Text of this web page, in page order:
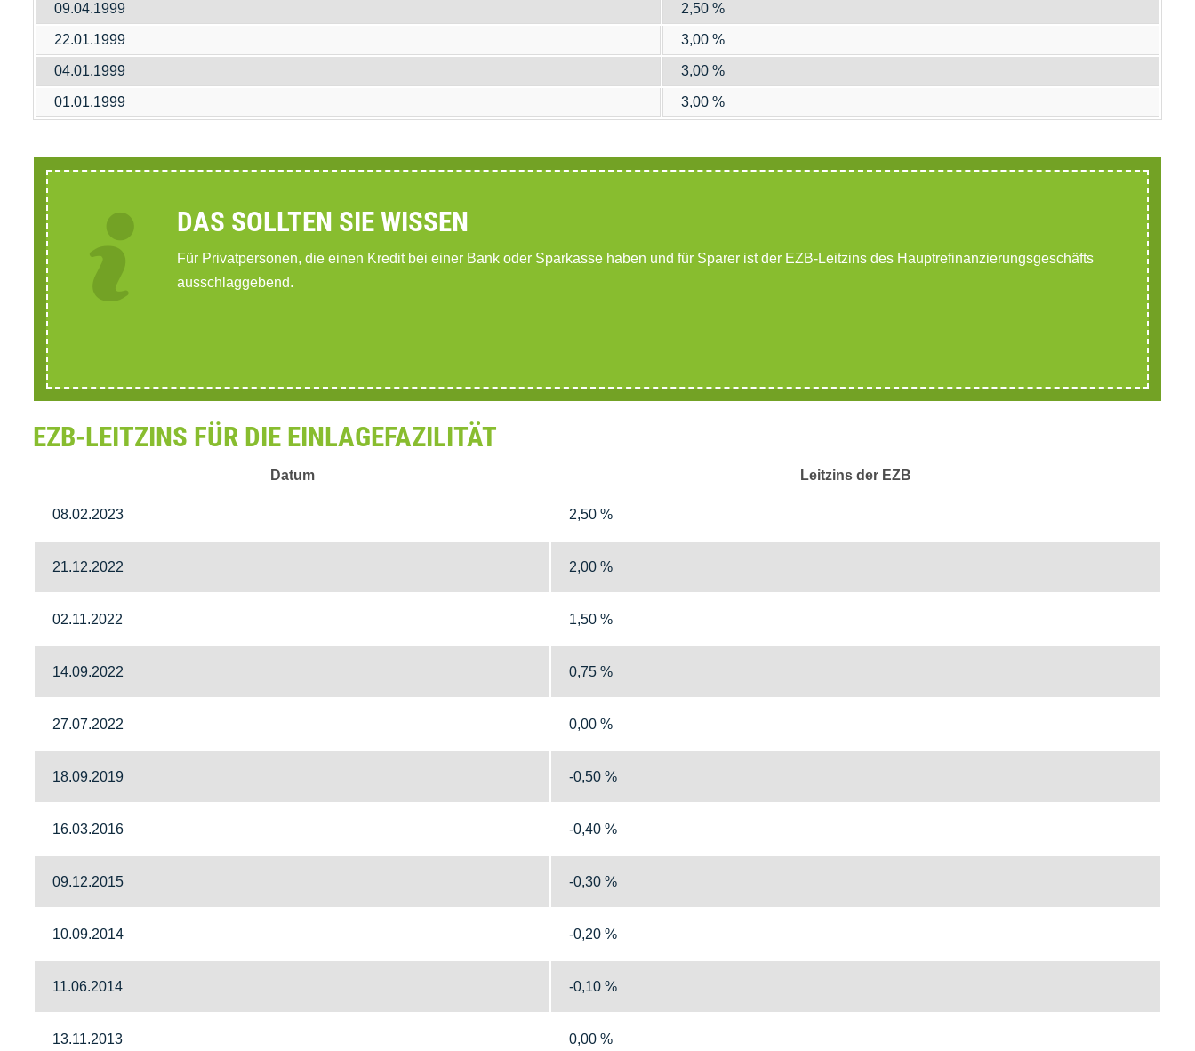
09.04.1999 2,50 %
22.01.1999 3,00 %
04.01.1999 3,00 %
01.01.1999 3,00 %
DAS SOLLTEN SIE WISSEN
Für Privatpersonen, die einen Kredit bei einer Bank oder Sparkasse haben und für Sparer ist der EZB-Leitzins des Hauptrefinanzierungsgeschäfts
ausschlaggebend.
EZB-LEITZINS FÜR DIE EINLAGEFAZILITÄT
Datum Leitzins der EZB
08.02.2023 2,50 %
21.12.2022 2,00 %
02.11.2022 1,50 %
14.09.2022 0,75 %
27.07.2022 0,00 %
18.09.2019 -0,50 %
16.03.2016 -0,40 %
09.12.2015 -0,30 %
10.09.2014 -0,20 %
11.06.2014 -0,10 %
13.11.2013 0,00 %